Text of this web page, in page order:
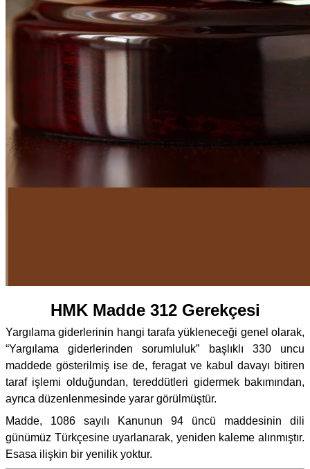
HMK Madde 312 Gerekçesi
Yargılama giderlerinin hangi tarafa yükleneceği genel olarak,
“Yargılama giderlerinden sorumluluk” başlıklı 330 uncu
maddede gösterilmiş ise de, feragat ve kabul davayı bitiren
taraf işlemi olduğundan, tereddütleri gidermek bakımından,
ayrıca düzenlenmesinde yarar görülmüştür.
Madde, 1086 sayılı Kanunun 94 üncü maddesinin dili
günümüz Türkçesine uyarlanarak, yeniden kaleme alınmıştır.
Esasa ilişkin bir yenilik yoktur.